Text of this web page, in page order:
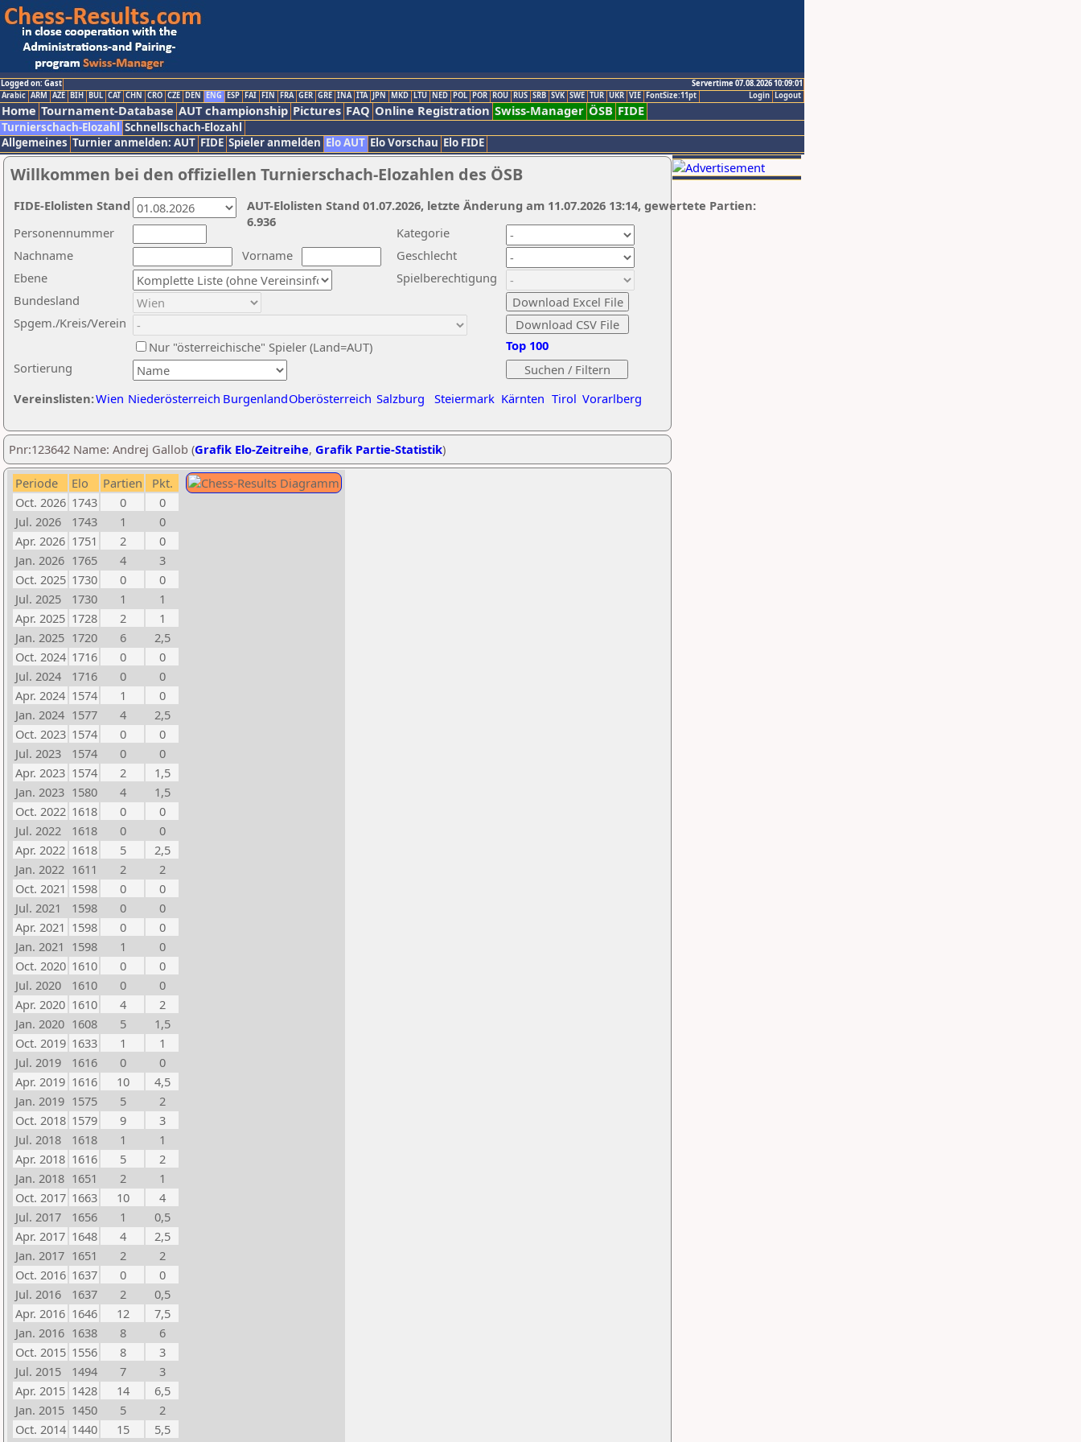
Logged on: Gast
Servertime 07.08.2026 10:09:01
Logout
Login
Arabic ARM AZE BIH BUL CAT CHN CRO CZE DEN ENG ESP FAI FIN FRA GER GRE INA ITA JPN MKD LTU NED POL POR ROU RUS SRB SVK SWE TUR UKR VIE FontSize:11pt
Home Tournament-Database AUT championship Pictures FAQ Online Registration Swiss-Manager ÖSB FIDE
Turnierschach-Elozahl Schnellschach-Elozahl
Allgemeines Turnier anmelden: AUT FIDE Spieler anmelden Elo AUT Elo Vorschau Elo FIDE
Willkommen bei den offiziellen Turnierschach-Elozahlen des ÖSB
Nachname
Vorname
Ebene
Kategorie
Sortierung
Personennummer
Bundesland
Spgem./Kreis/Verein
Geschlecht
Nur "österreichische" Spieler (Land=AUT)
Spielberechtigung
Vereinslisten:Wien Niederösterreich BurgenlandOberösterreich Salzburg Steiermark Kärnten Tirol Vorarlberg
Top 100
AUT-Elolisten Stand 01.07.2026, letzte Änderung am 11.07.2026 13:14, gewertete Partien:
6.936
FIDE-Elolisten Stand
Pnr:123642 Name: Andrej Gallob (Grafik Elo-Zeitreihe, Grafik Partie-Statistik)
Periode Elo Partien
Pkt.
Oct. 2026 1743 0
0
Jul. 2026
1743 1
0
Apr. 2026 1751 2
0
Jan. 2026 1765 4
3
Oct. 2025 1730 0
0
Jul. 2025
1730 1
1
Apr. 2025 1728 2
1
Jan. 2025 1720 6
2,5
Oct. 2024 1716 0
0
Jul. 2024
1716 0
0
Apr. 2024 1574 1
0
Jan. 2024 1577 4
2,5
Oct. 2023 1574 0
0
Jul. 2023
1574 0
0
Apr. 2023 1574 2
1,5
Jan. 2023 1580 4
1,5
Oct. 2022 1618 0
0
Jul. 2022
1618 0
0
Apr. 2022 1618 5
2,5
Jan. 2022 1611 2
2
Oct. 2021 1598 0
0
Jul. 2021
1598 0
0
Apr. 2021 1598 0
0
Jan. 2021 1598 1
0
Oct. 2020 1610 0
0
Jul. 2020
1610 0
0
Apr. 2020 1610 4
2
Jan. 2020 1608 5
1,5
Oct. 2019 1633 1
1
Jul. 2019
1616 0
0
Apr. 2019 1616 10
4,5
Jan. 2019 1575 5
2
Oct. 2018 1579 9
3
Jul. 2018
1618 1
1
Apr. 2018 1616 5
2
Jan. 2018 1651 2
1
Oct. 2017 1663 10
4
Jul. 2017
1656 1
0,5
Apr. 2017 1648 4
2,5
Jan. 2017 1651 2
2
Oct. 2016 1637 0
0
Jul. 2016
1637 2
0,5
Apr. 2016 1646 12
7,5
Jan. 2016 1638 8
6
Oct. 2015 1556 8
3
Jul. 2015
1494 7
3
Apr. 2015 1428 14
6,5
Jan. 2015 1450 5
2
Oct. 2014 1440 15
5,5